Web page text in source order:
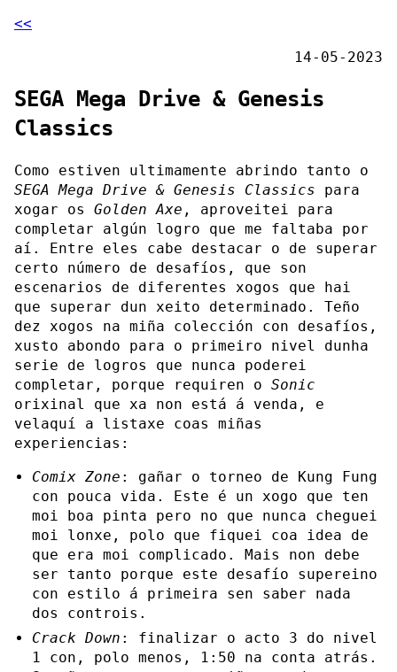
<<
14-05-2023
SEGA Mega Drive & Genesis
Classics
Como estiven ultimamente abrindo tanto o
SEGA Mega Drive & Genesis Classics para
xogar os Golden Axe , aproveitei para
completar algún logro que me faltaba por
aí. Entre eles cabe destacar o de superar
certo número de desafíos, que son
escenarios de diferentes xogos que hai
que superar dun xeito determinado. Teño
dez xogos na miña colección con desafíos,
xusto abondo para o primeiro nivel dunha
serie de logros que nunca poderei
completar, porque requiren o Sonic
orixinal que xa non está á venda, e
velaquí a listaxe coas miñas
experiencias:
Comix Zone : gañar o torneo de Kung Fung
con pouca vida. Este é un xogo que ten
moi boa pinta pero no que nunca cheguei
moi lonxe, polo que fiquei coa idea de
que era moi complicado. Mais non debe
ser tanto porque este desafío supereino
con estilo á primeira sen saber nada
dos controis.
Crack Down : finalizar o acto 3 do nivel
1 con, polo menos, 1:50 na conta atrás.